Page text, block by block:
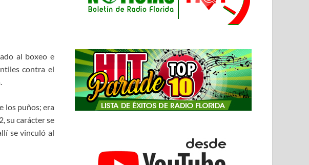
al boxeo e
contra el
los puños; era
su carácter se
se vinculó al